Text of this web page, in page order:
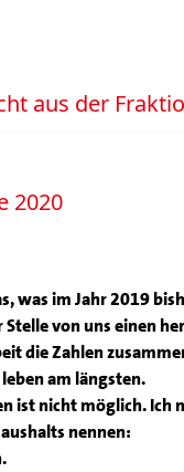
aus der
was im Jahr 2019
von uns einen
die Zahlen
am längsten.
ist nicht möglich. Ich
nennen: